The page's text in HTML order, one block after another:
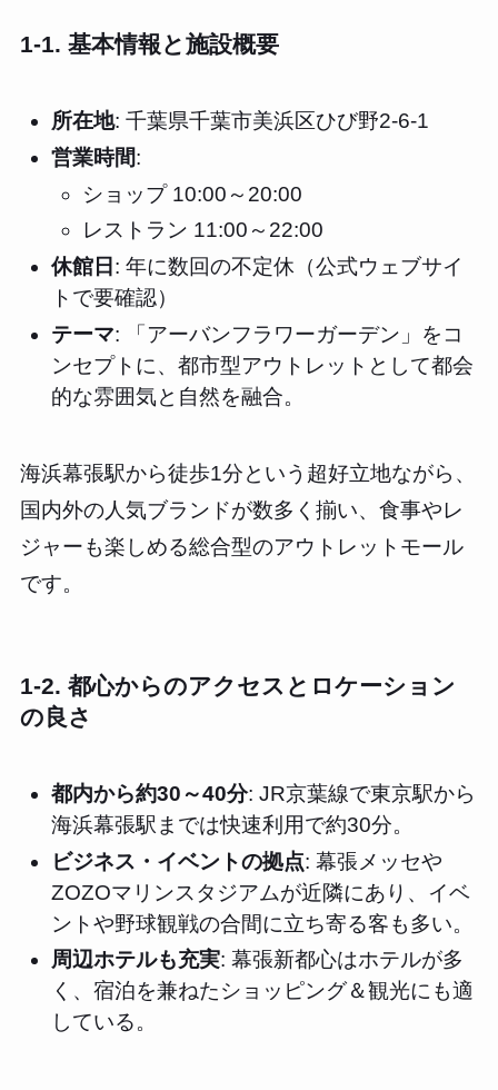
1-1. 基本情報と施設概要
所在地: 千葉県千葉市美浜区ひび野2-6-1
営業時間:
ショップ 10:00～20:00
レストラン 11:00～22:00
休館日 : 年に数回の不定休（公式ウェブサイ
トで要確認）
テーマ: 「アーバンフラワーガーデン」をコ
ンセプトに、都市型アウトレットとして都会
的な雰囲気と自然を融合。
海浜幕張駅から徒歩1分という超好立地ながら、
国内外の人気ブランドが数多く揃い、食事やレ
ジャーも楽しめる総合型のアウトレットモール
です。
1-2. 都心からのアクセスとロケーション
の良さ
都内から約30～40分: JR京葉線で東京駅から
海浜幕張駅までは快速利用で約30分。
ビジネス・イベントの拠点: 幕張メッセや
ZOZOマリンスタジアムが近隣にあり、イベ
ントや野球観戦の合間に立ち寄る客も多い。
周辺ホテルも充実: 幕張新都心はホテルが多
く、宿泊を兼ねたショッピング＆観光にも適
している。